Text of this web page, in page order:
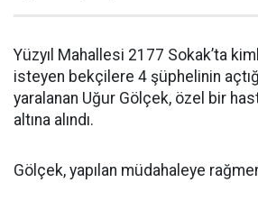
Yüzyıl Mahallesi 2177 Sokak’ta
isteyen bekçilere 4 şüphelinin
yaralanan Uğur Gölçek, özel bir
altına alındı.
Gölçek, yapılan müdahaleye